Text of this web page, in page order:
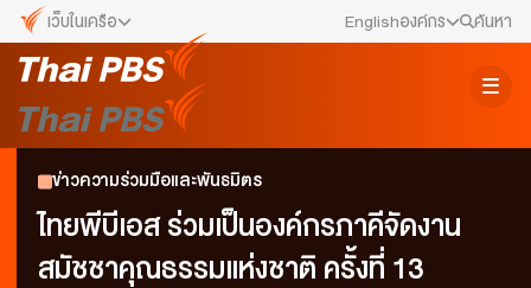
เว็บในเครือ
เว็บไซต์ในเครือ
ALTV
VIPA
พื้นที่นำเสนอวาระของสังคม
Englishองค์กร
ข่าวประชาสัมพันธ์
คณะกรรมการนโยบาย ส.ส.ท.
สภาผู้ชมและผู้ฟังรายการ
ค้นหา
ข่าวความร่วมมือและพันธมิตร
ไทยพีบีเอส ร่วมเป็นองค์กรภาคีจัดงาน
สมัชชาคุณธรรมแห่งชาติ ครั้งที่ 13